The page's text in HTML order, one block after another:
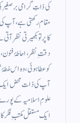
کی ذاتِ گرامی برصغیر
مقام رکھتی ہے، آپ
کا پرتو بکھیرتی نظر
دقتِ نظر، احاطۂ
کو عطا ہوئی، وہ اس
آپ کی ذات محض ایک
علومِ اسلامیہ کے
ایک مستقل مکتبِ فکر